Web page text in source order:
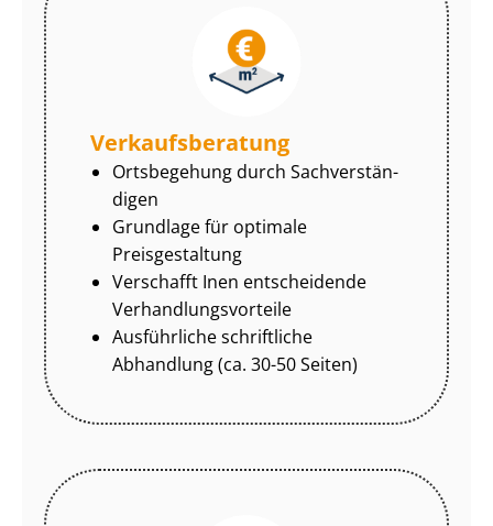
Ver­kaufs­be­ra­tung
Ortsbegehung durch Sach­ver­stän­
di­gen
Grundlage für optimale
Preisgestaltung
Verschafft Inen entscheidende
Ver­hand­lungs­vor­tei­le
Ausführliche schriftliche
Abhandlung (ca. 30-50 Seiten)